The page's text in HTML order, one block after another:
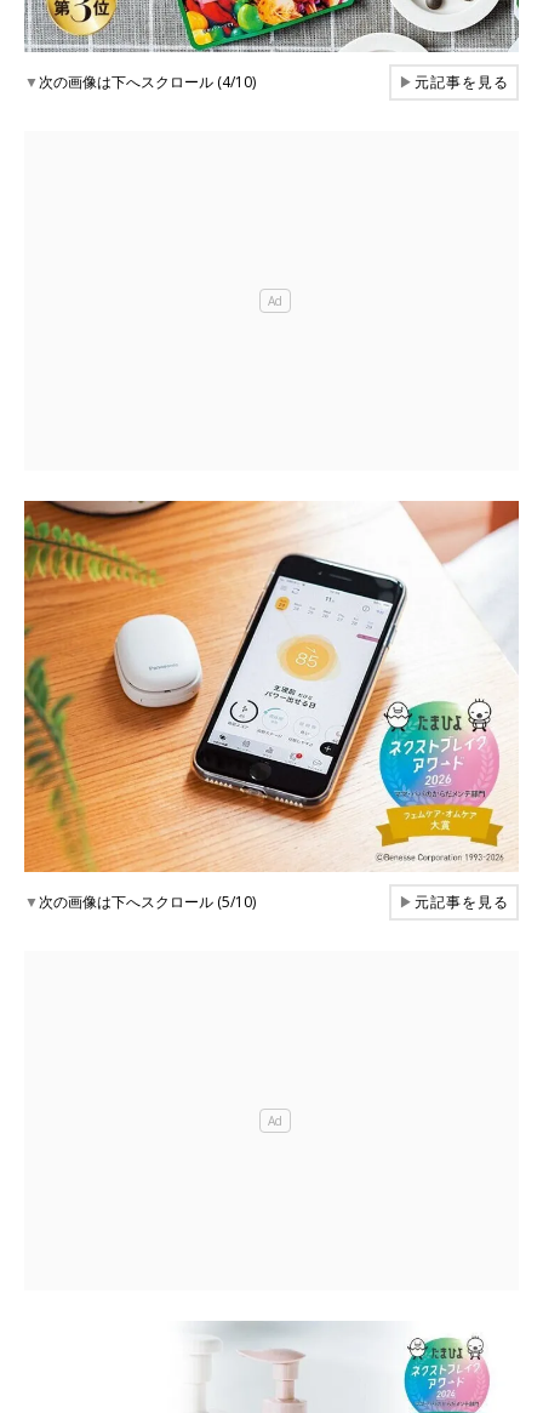
▼次の画像は下へスクロール (4/10) ▶元記事を見る
▼次の画像は下へスクロール (5/10) ▶元記事を見る